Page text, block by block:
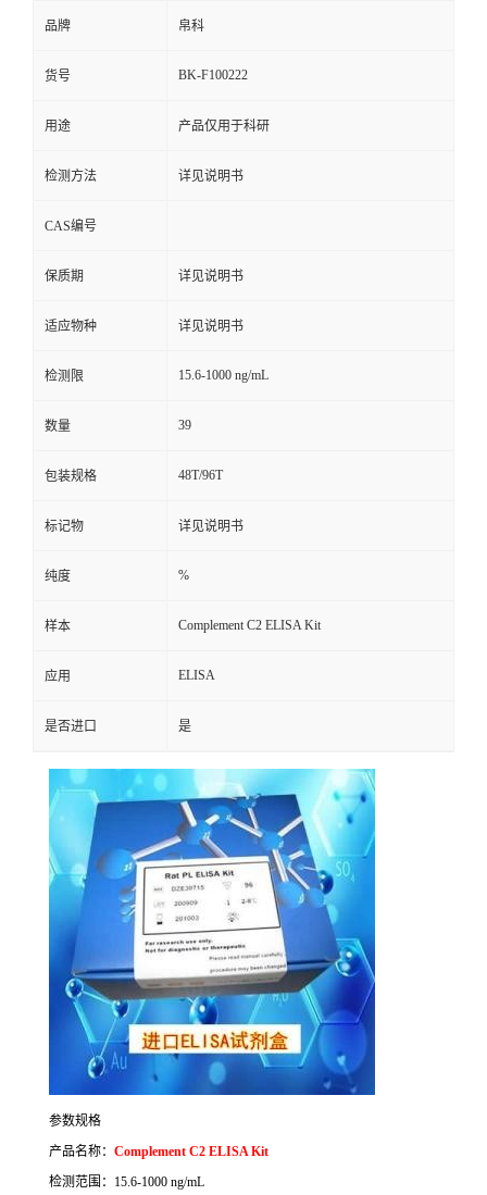
品牌 帛科
货号 BK-F100222
用途 产品仅用于科研
检测方法 详见说明书
CAS编号
保质期 详见说明书
适应物种 详见说明书
检测限 15.6-1000 ng/mL
数量 39
包装规格 48T/96T
标记物 详见说明书
纯度 %
样本 Complement C2 ELISA Kit
应用 ELISA
是否进口 是
参数规格
产品名称： Complement C2 ELISA Kit
检测范围： 15.6-1000 ng/mL